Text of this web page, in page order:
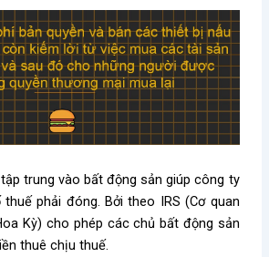
trung vào bất động sản giúp công ty
phải đóng. Bởi theo IRS (Cơ quan
Kỳ) cho phép các chủ bất động sản
thuê chịu thuế.